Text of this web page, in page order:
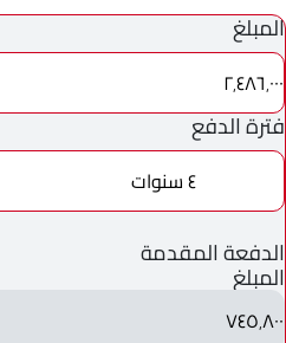
المبلغ
٢٬٤٨٦٬٠٠٠
فترة الدفع
٤ سنوات
الدفعة المقدمة
المبلغ
٧٤٥٬٨٠٠